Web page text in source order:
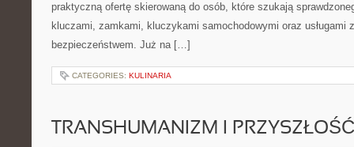
praktyczną ofertę skierowaną do osób, które szukają
kluczami, zamkami, kluczykami samochodowymi oraz usługami
bezpieczeństwem. Już na […]
CATEGORIES: KULINARIA
TRANSHUMANIZM I